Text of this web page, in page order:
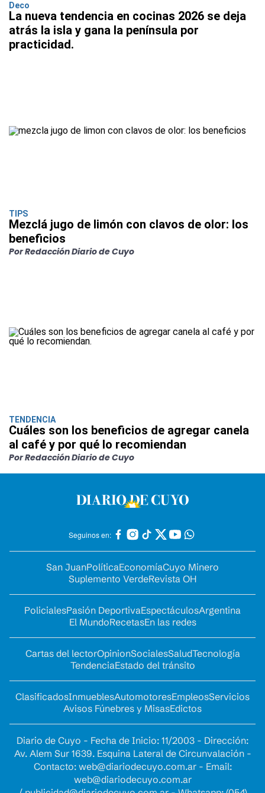
Deco
La nueva tendencia en cocinas 2026 se deja
atrás la isla y gana la península por
practicidad.
TIPS
Mezclá jugo de limón con clavos de olor: los
beneficios
Por Redacción Diario de Cuyo
TENDENCIA
Cuáles son los beneficios de agregar canela
al café y por qué lo recomiendan
Por Redacción Diario de Cuyo
Seguinos en:
San JuanPolíticaEconomíaCuyo Minero
Suplemento VerdeRevista OH
PolicialesPasión DeportivaEspectáculosArgentina
El MundoRecetasEn las redes
Cartas del lectorOpinionSocialesSaludTecnología
TendenciaEstado del tránsito
ClasificadosInmueblesAutomotoresEmpleosServicios
Avisos Fúnebres y MisasEdictos
Diario de Cuyo - Fecha de Inicio: 11/2003 - Dirección:
Av. Alem Sur 1639. Esquina Lateral de Circunvalación -
Contacto: web@diariodecuyo.com.ar- Email:
web@diariodecuyo.com.ar